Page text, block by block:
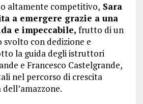
altamente competitivo, Sara
a emergere grazie a una
e impeccabile, frutto di un
con dedizione e
la guida degli istruttori
e Francesco Castelgrande,
nel percorso di crescita